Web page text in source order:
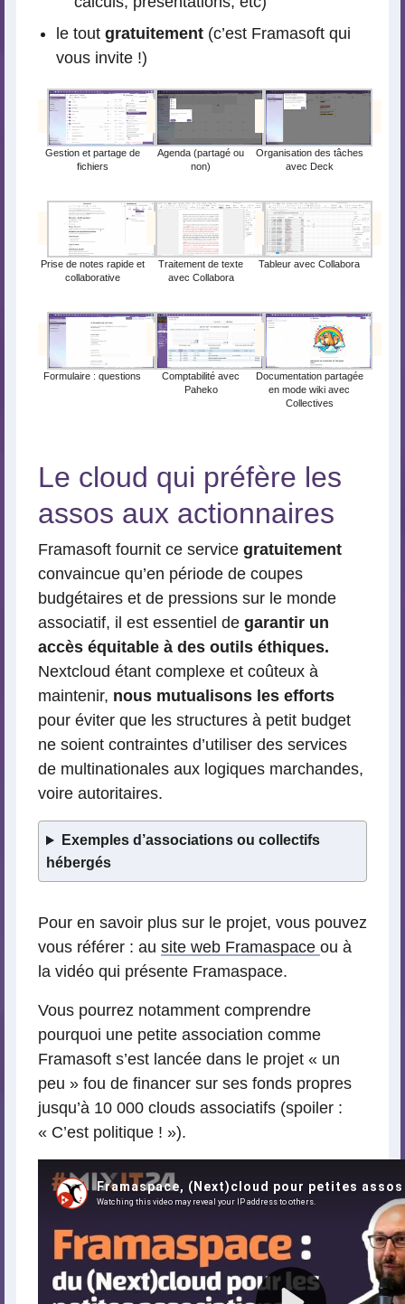
le tout gratuitement (c’est Framasoft qui
vous invite !)
Gestion et partage de
fichiers
Agenda (partagé ou
non)
Organisation des tâches
avec Deck
Prise de notes rapide et
collaborative
Traitement de texte
avec Collabora
Tableur avec Collabora
Formulaire : questions
Comptabilité avec
Paheko
Documentation partagée
en mode wiki avec
Collectives
Le cloud qui préfère les
assos aux actionnaires
Framasoft fournit ce service gratuitement
convaincue qu’en période de coupes
budgétaires et de pressions sur le monde
associatif, il est essentiel de garantir un
accès équitable à des outils éthiques.
Nextcloud étant complexe et coûteux à
maintenir, nous mutualisons les efforts
pour éviter que les structures à petit budget
ne soient contraintes d’utiliser des services
de multinationales aux logiques marchandes,
voire autoritaires.
Exemples d’associations ou collectifs
hébergés
Pour en savoir plus sur le projet, vous pouvez
vous référer : au site web Framaspace ou à
la vidéo qui présente Framaspace.
Vous pourrez notamment comprendre
pourquoi une petite association comme
Framasoft s’est lancée dans le projet « un
peu » fou de financer sur ses fonds propres
jusqu’à 10 000 clouds associatifs (spoiler :
« C’est politique ! »).